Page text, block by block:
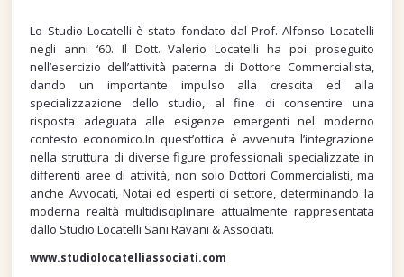
Lo Studio Locatelli è stato fondato dal Prof. Alfonso Locatelli
negli anni ‘60. Il Dott. Valerio Locatelli ha poi proseguito
nell’esercizio dell’attività paterna di Dottore Commercialista,
dando un importante impulso alla crescita ed alla
specializzazione dello studio, al fine di consentire una
risposta adeguata alle esigenze emergenti nel moderno
contesto economico.In quest’ottica è avvenuta l’integrazione
nella struttura di diverse figure professionali specializzate in
differenti aree di attività, non solo Dottori Commercialisti, ma
anche Avvocati, Notai ed esperti di settore, determinando la
moderna realtà multidisciplinare attualmente rappresentata
dallo Studio Locatelli Sani Ravani & Associati.
www.studiolocatelliassociati.com